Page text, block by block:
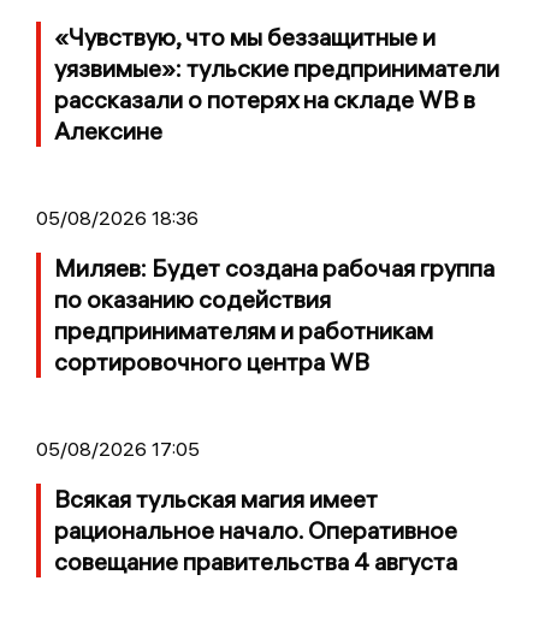
«Чувствую, что мы беззащитные и
уязвимые»: тульские предприниматели
рассказали о потерях на складе WB в
Алексине
05/08/2026 18:36
Миляев: Будет создана рабочая группа
по оказанию содействия
предпринимателям и работникам
сортировочного центра WB
05/08/2026 17:05
Всякая тульская магия имеет
рациональное начало. Оперативное
совещание правительства 4 августа